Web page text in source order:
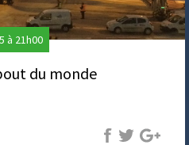
à 21h00
du monde